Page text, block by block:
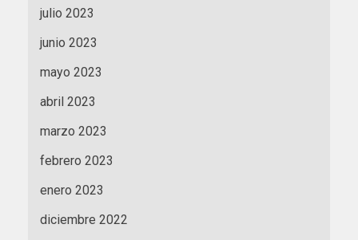
julio 2023
junio 2023
mayo 2023
abril 2023
marzo 2023
febrero 2023
enero 2023
diciembre 2022